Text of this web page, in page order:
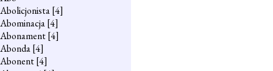
Abolicjonista[4]
Abominacja[4]
Abonament[4]
Abonda[4]
Abonent[4]